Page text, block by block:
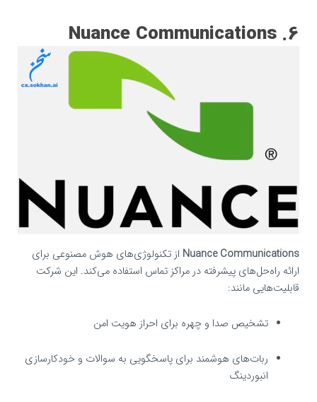
6. Nuance Communications
Nuance Communications از تکنولوژی‌های هوش مصنوعی برای
ارائه راه‌حل‌های پیشرفته در مراکز تماس استفاده می‌کند. این شرکت
قابلیت‌هایی مانند:
تشخیص صدا و چهره برای احراز هویت امن
ربات‌های هوشمند برای پاسخگویی به سوالات و خودکارسازی
انبوردینگ